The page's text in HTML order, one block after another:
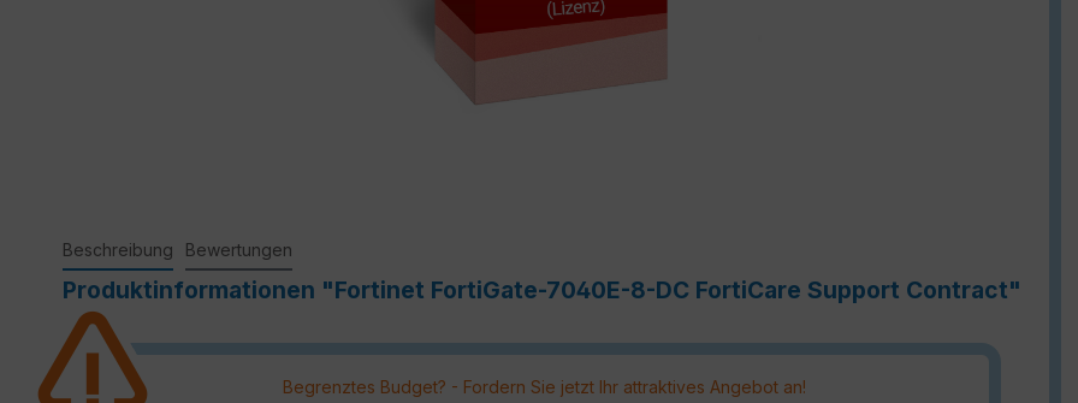
Beschreibung Bewertungen
Produktinformationen "Fortinet FortiGate-7040E-8-DC FortiCare Support Contract"
Begrenztes Budget? - Fordern Sie jetzt Ihr attraktives Angebot an!